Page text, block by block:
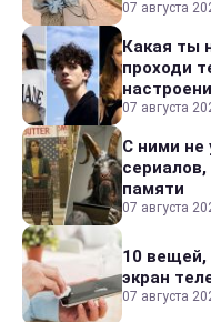
07 августа
Какая ты
проходи
07 августа
С ними не
памяти
07 августа
10 вещей,
экран
07 августа